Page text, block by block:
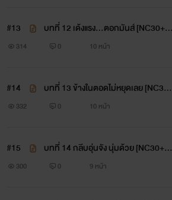
#13
บทที่ 12 เด้งแรง...ตอกมันส์ [NC30+]
🔥 🔥 🔥
314 0 10 หน้า
#14
บทที่ 13 ข้างในตอดไม่หยุดเลย [NC30
+] - [3P] 🔥 🔥 🔥
332 0 10 หน้า
#15
บทที่ 14 กลีบอุ่นจัง นุ่มด้วย [NC30+] -
[4P] 🔥 🔥 🔥
300 0 9 หน้า